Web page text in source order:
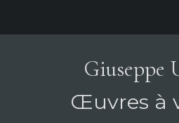
Giuseppe
Œuvres à